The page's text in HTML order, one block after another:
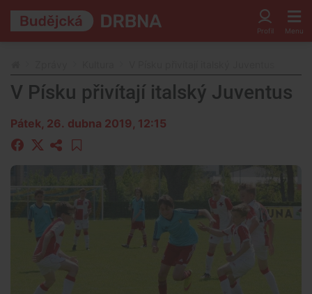
V Písku přivítají italský Juventus
Pátek, 26. dubna 2019, 12:15